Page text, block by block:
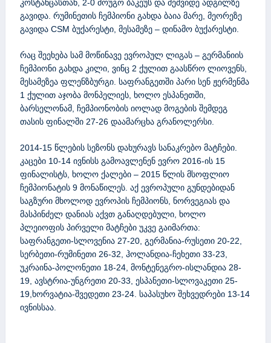
კოსტანცასთან, 2-0 მოუგო ბაკეუს და მეშვიდე ადგილზე
გავიდა. რუმინეთის ჩემპიონი გახდა ბაია მარე, მეორეზე
გავიდა CSM ბუქარესტი, მესამეზე – დინამო ბუქარესტი.
რაც შეეხება სამ მოწინავე ევროპულ ლიგას – გერმანიის
ჩემპიონი გახდა კილი, ვინც 2 ქულით გაასწრო ლიოვენს,
მესამეზეა ფლენზბურგი. საფრანგეთში პარი სენ ჟერმენმა
1 ქულით აჯობა მონპელიეს, ხოლო ესპანეთში,
ბარსელონამ, ჩემპიონობის იოლად მოგების შემდეგ
თასის ფინალში 27-26 დაამარცხა გრანოლერსი.
2014-15 წლების სეზონს დახურავს სანაკრებო მატჩები.
კაცები 10-14 ივნისს გამოავლენენ ევრო 2016-ის 15
ფინალისტს, ხოლო ქალები – 2015 წლის მსოფლიო
ჩემპიონატის 9 მონაწილეს. აქ ევროპული გუნდებიდან
საგზური მხოლოდ ევროპის ჩემპიონს, ნორვეგიას და
მასპინძელ დანიას აქვთ განაღდებული, ხოლო
პლეიოფის პირველი მატჩები უკვე გაიმართა:
საფრანგეთი-სლოვენია 27-20, გერმანია-რუსეთი 20-22,
სერბეთი-რუმინეთი 26-32, ჰოლანდია-ჩეხეთი 33-23,
უკრაინა-პოლონეთი 18-24, მონტენეგრო-ისლანდია 28-
19, ავსტრია-უნგრეთი 20-33, ესპანეთი-სლოვაკეთი 25-
19,ხორვატია-შვედეთი 23-24. საპასუხო შეხვედრები 13-14
ივნისსაა.